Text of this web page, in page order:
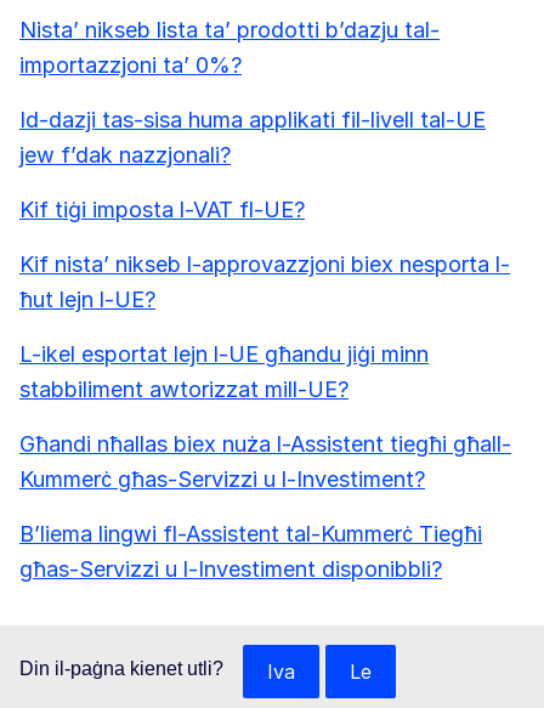
Nista’ nikseb lista ta’ prodotti b’dazju tal-
importazzjoni ta’ 0%?
Id-dazji tas-sisa huma applikati fil-livell tal-UE
jew f’dak nazzjonali?
Kif tiġi imposta l-VAT fl-UE?
Kif nista’ nikseb l-approvazzjoni biex nesporta l-
ħut lejn l-UE?
L-ikel esportat lejn l-UE għandu jiġi minn
stabbiliment awtorizzat mill-UE?
Għandi nħallas biex nuża l-Assistent tiegħi għall-
Kummerċ għas-Servizzi u l-Investiment?
B’liema lingwi fl-Assistent tal-Kummerċ Tiegħi
għas-Servizzi u l-Investiment disponibbli?
Din il-paġna kienet utli? Iva Le